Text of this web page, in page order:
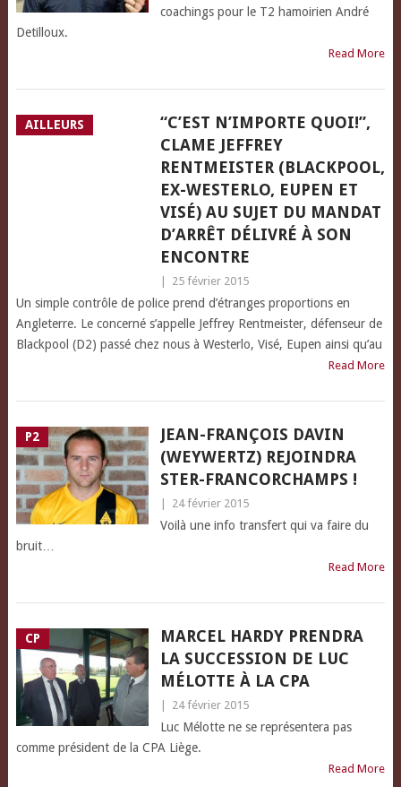
coachings pour le T2 hamoirien André
Detilloux.
Read More
AILLEURS
“C’EST N’IMPORTE QUOI!”,
CLAME JEFFREY
RENTMEISTER (BLACKPOOL,
EX-WESTERLO, EUPEN ET
VISÉ) AU SUJET DU MANDAT
D’ARRÊT DÉLIVRÉ À SON
ENCONTRE
25 février 2015
Un simple contrôle de police prend d’étranges proportions en
Angleterre. Le concerné s’appelle Jeffrey Rentmeister, défenseur de
Blackpool (D2) passé chez nous à Westerlo, Visé, Eupen ainsi qu’au
Read More
P2
JEAN-FRANÇOIS DAVIN
(WEYWERTZ) REJOINDRA
STER-FRANCORCHAMPS !
24 février 2015
Voilà une info transfert qui va faire du
bruit…
Read More
CP
MARCEL HARDY PRENDRA
LA SUCCESSION DE LUC
MÉLOTTE À LA CPA
24 février 2015
Luc Mélotte ne se représentera pas
comme président de la CPA Liège.
Read More